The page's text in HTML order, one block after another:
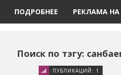
ПОДРОБНЕЕ РЕКЛАМА НА
Поиск по тэгу:
ПУБЛИКАЦИЙ: 1